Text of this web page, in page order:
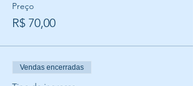
Preço
R$ 70,00
Vendas encerradas